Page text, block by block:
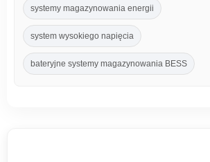
systemy magazynowania energii
system wysokiego napięcia
bateryjne systemy magazynowania BESS